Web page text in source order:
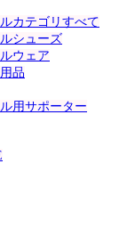
カテゴリすべて
シューズ
ウェア
品
用サポーター